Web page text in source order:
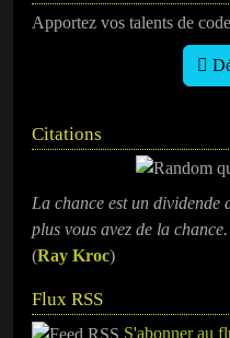
Apportez vos talents de
Citations
La chance est un dividende
plus vous avez de la chance.
(Ray Kroc)
Flux RSS
S'abonner au